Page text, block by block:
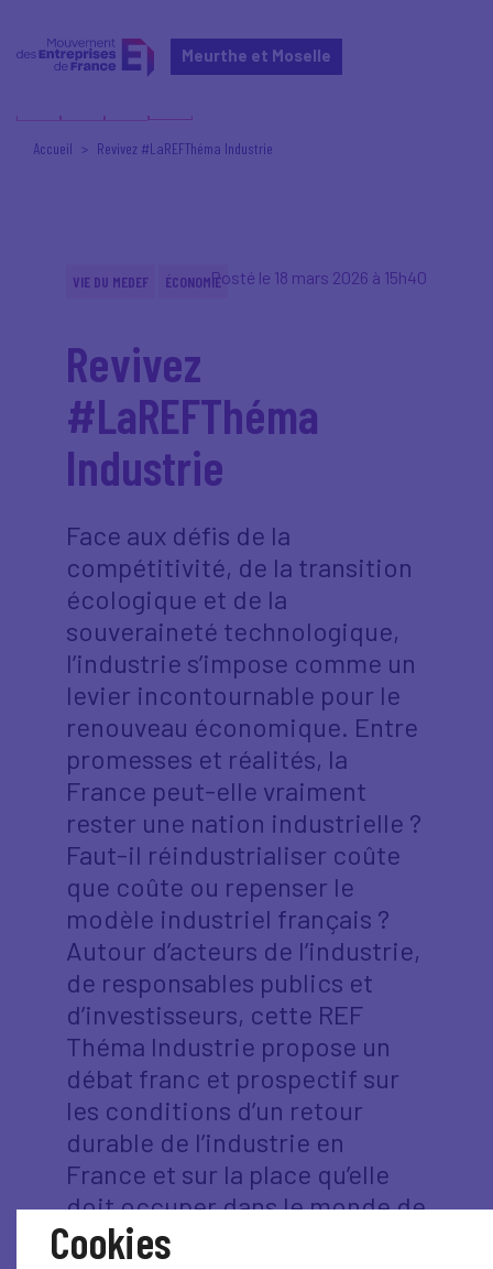
Meurthe et Moselle
Accueil Revivez #LaREFThéma Industrie
Posté le 18 mars 2026 à 15h40
VIE DU MEDEF ÉCONOMIE
Revivez
#LaREFThéma
Industrie
Face aux défis de la
compétitivité, de la transition
écologique et de la
souveraineté technologique,
l’industrie s’impose comme un
levier incontournable pour le
renouveau économique. Entre
promesses et réalités, la
France peut-elle vraiment
rester une nation industrielle ?
Faut-il réindustrialiser coûte
que coûte ou repenser le
modèle industriel français ?
Autour d’acteurs de l’industrie,
de responsables publics et
d’investisseurs, cette REF
Théma Industrie propose un
débat franc et prospectif sur
les conditions d’un retour
durable de l’industrie en
France et sur la place qu’elle
doit occuper dans le monde de
demain.
Cookies